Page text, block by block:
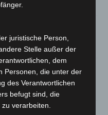
starten beim
A7 – Polizei sucht
auf Baustelle
juristische Person,
Stelle außer der
dem
Personen, die unter der
des Verantwortlichen
befugt sind, die
verarbeiten.